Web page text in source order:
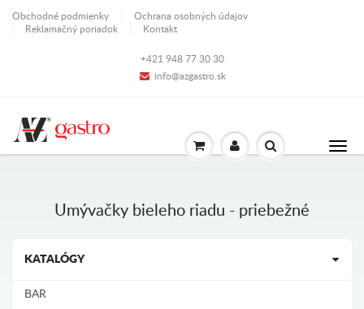
Obchodné podmienky
Ochrana osobných údajov
Reklamačný poriadok
Kontakt
+421 948 77 30 30
info@azgastro.sk
Umývačky bieleho riadu - priebežné
KATALÓGY
BAR